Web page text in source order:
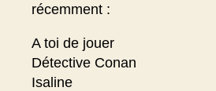
récemment :
A toi de jouer
Détective Conan
Isaline